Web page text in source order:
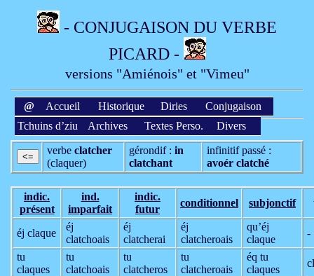
- CONJUGAISON DU VERBE
PICARD -
versions "Amiénois" et "Vimeu"
@ Accueil Historique Diries
Conjugaison
Tchuins d’ziu
Archives Textes Perso. Divers
verbe clatcher
(claquer)
gérondif : in
clatchant
infinitif passé :
avoér clatché
indic.
présent
ind.
imparfait
indic.
futur
condi­tionnel sub­jonctif
éj claque
éj
clatchoais
éj
clatcherai
éj
clatcheroais
qu’éj
claque
-
tu
claques
tu
clatchoais
tu
clatcheros
tu
clatcheroais
éq tu
claques